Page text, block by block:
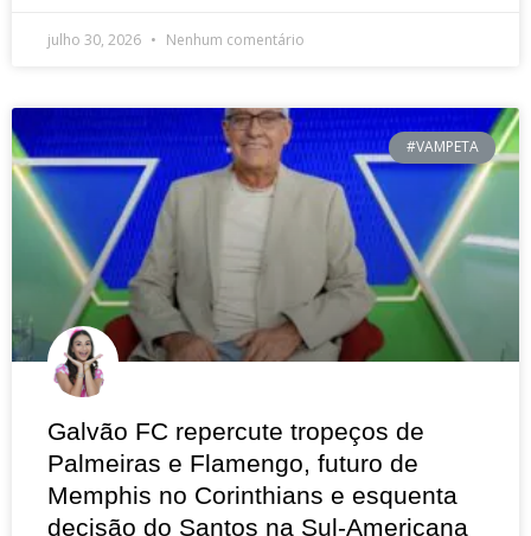
julho 30, 2026 Nenhum comentário
#VAMPETA
Galvão FC repercute tropeços de
Palmeiras e Flamengo, futuro de
Memphis no Corinthians e esquenta
decisão do Santos na Sul-Americana